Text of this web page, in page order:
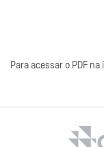
Para acessar o PDF